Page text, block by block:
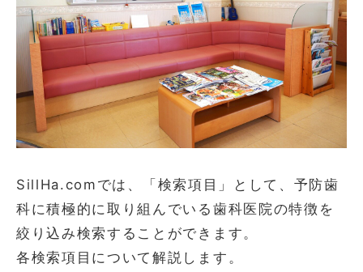
SillHa.comについて
お問い合わせ
会社概要
利用規約
プライバシーポリシー
SillHa.comでは、「検索項目」として、予防歯
科に積極的に取り組んでいる歯科医院の特徴を
絞り込み検索することができます。
各検索項目について解説します。